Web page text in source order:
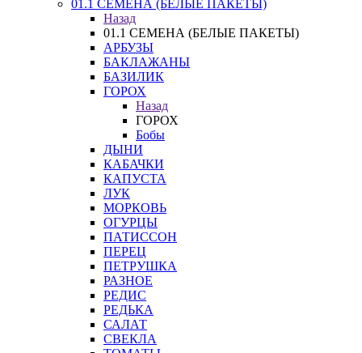
01.1 СЕМЕНА (БЕЛЫЕ ПАКЕТЫ)
Назад
01.1 СЕМЕНА (БЕЛЫЕ ПАКЕТЫ)
АРБУЗЫ
БАКЛАЖАНЫ
БАЗИЛИК
ГОРОХ
Назад
ГОРОХ
Бобы
ДЫНИ
КАБАЧКИ
КАПУСТА
ЛУК
МОРКОВЬ
ОГУРЦЫ
ПАТИССОН
ПЕРЕЦ
ПЕТРУШКА
РАЗНОЕ
РЕДИС
РЕДЬКА
САЛАТ
СВЕКЛА